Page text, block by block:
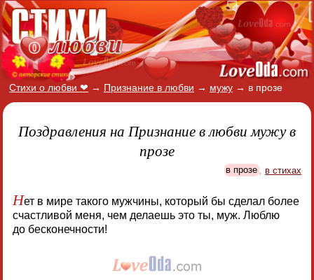
Стихи о любви ❤ → Признание в любви → мужу → в прозе
Поздравления на Признание в любви мужу в
прозе
в прозе в стихах
Нет в мире такого мужчины, который бы сделал более
счастливой меня, чем делаешь это ты, муж. Люблю
до бесконечности!